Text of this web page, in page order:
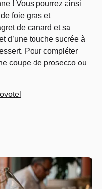
! Vous pourrez ainsi
foie gras et
de canard et sa
d’une touche sucrée à
Pour compléter
coupe de prosecco ou